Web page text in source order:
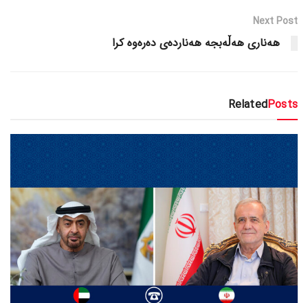
Next Post
هەناری هەڵەبجە هەناردەی دەرەوە کرا
RelatedPosts